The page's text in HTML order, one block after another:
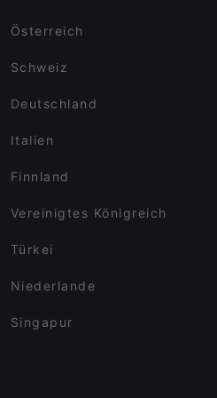
Österreich
Schweiz
Deutschland
Italien
Finnland
Vereinigtes Königreich
Türkei
Niederlande
Singapur